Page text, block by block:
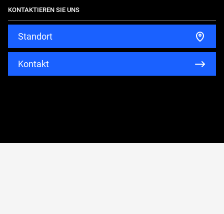
Gebrauchte
KONTAKTIEREN SIE UNS
Standort
Kontakt